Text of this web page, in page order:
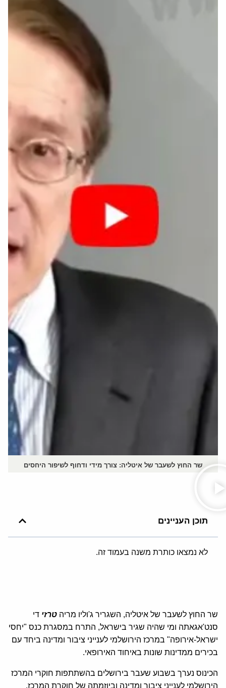
שר החוץ לשעבר של איטליה: צורך מידי ודחוף לשיפור היחסים
תוכן העניינים
לא נמצאו כותרת משנה בעמוד זה.
שר החוץ לשעבר של איטליה, השגריר ג'וליו מריה טרזי די
סנט'אגאתה ומי שהיה שגיר בישראל, התרח במסגרת כנס "יחסי
ישראל-אירופה" במרכז הירושלמי לענייני ציבור ומדינה ביחד עם
בכירים ממדינות שונות באיחוד האירופאי.
הכינוס נערך בשבוע שעבר בירושלים בהשתתפות חוקרי המרכז
הירושלמי לענייני ציבור ומדינה וביוזמתה של חוקרת המרכז,